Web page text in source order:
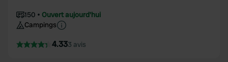
150
Ouvert aujourd'hui
Campings
4.333 avis